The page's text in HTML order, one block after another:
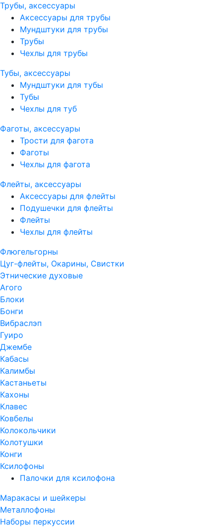
Трубы, аксессуары
Аксессуары для трубы
Мундштуки для трубы
Трубы
Чехлы для трубы
Тубы, аксессуары
Мундштуки для тубы
Тубы
Чехлы для туб
Фаготы, аксессуары
Трости для фагота
Фаготы
Чехлы для фагота
Флейты, аксессуары
Аксессуары для флейты
Подушечки для флейты
Флейты
Чехлы для флейты
Флюгельгорны
Цуг-флейты, Окарины, Свистки
Этнические духовые
Агого
Блоки
Бонги
Вибраслэп
Гуиро
Джембе
Кабасы
Калимбы
Кастаньеты
Кахоны
Клавес
Ковбелы
Колокольчики
Колотушки
Конги
Ксилофоны
Палочки для ксилофона
Маракасы и шейкеры
Металлофоны
Наборы перкуссии